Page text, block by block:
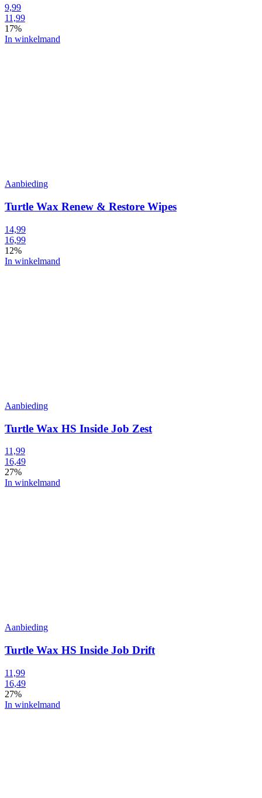
9,99
11,99
17%
In winkelmand
Aanbieding
Turtle Wax Renew & Restore Wipes
14,99
16,99
12%
In winkelmand
Aanbieding
Turtle Wax HS Inside Job Zest
11,99
16,49
27%
In winkelmand
Aanbieding
Turtle Wax HS Inside Job Drift
11,99
16,49
27%
In winkelmand